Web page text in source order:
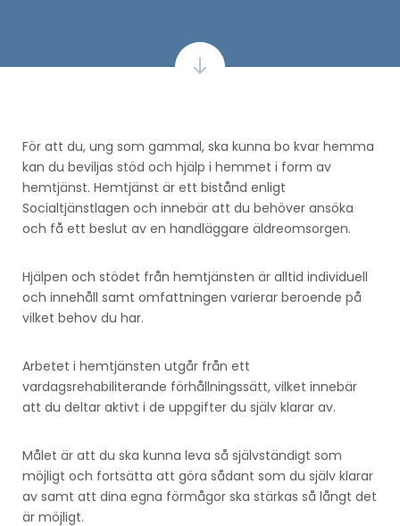
För att du, ung som gammal, ska kunna bo kvar hemma
kan du beviljas stöd och hjälp i hemmet i form av
hemtjänst. Hemtjänst är ett bistånd enligt
Socialtjänstlagen och innebär att du behöver ansöka
och få ett beslut av en handläggare äldreomsorgen.
Hjälpen och stödet från hemtjänsten är alltid individuell
och innehåll samt omfattningen varierar beroende på
vilket behov du har.
Arbetet i hemtjänsten utgår från ett
vardagsrehabiliterande förhållningssätt, vilket innebär
att du deltar aktivt i de uppgifter du själv klarar av.
Målet är att du ska kunna leva så självständigt som
möjligt och fortsätta att göra sådant som du själv klarar
av samt att dina egna förmågor ska stärkas så långt det
är möjligt.